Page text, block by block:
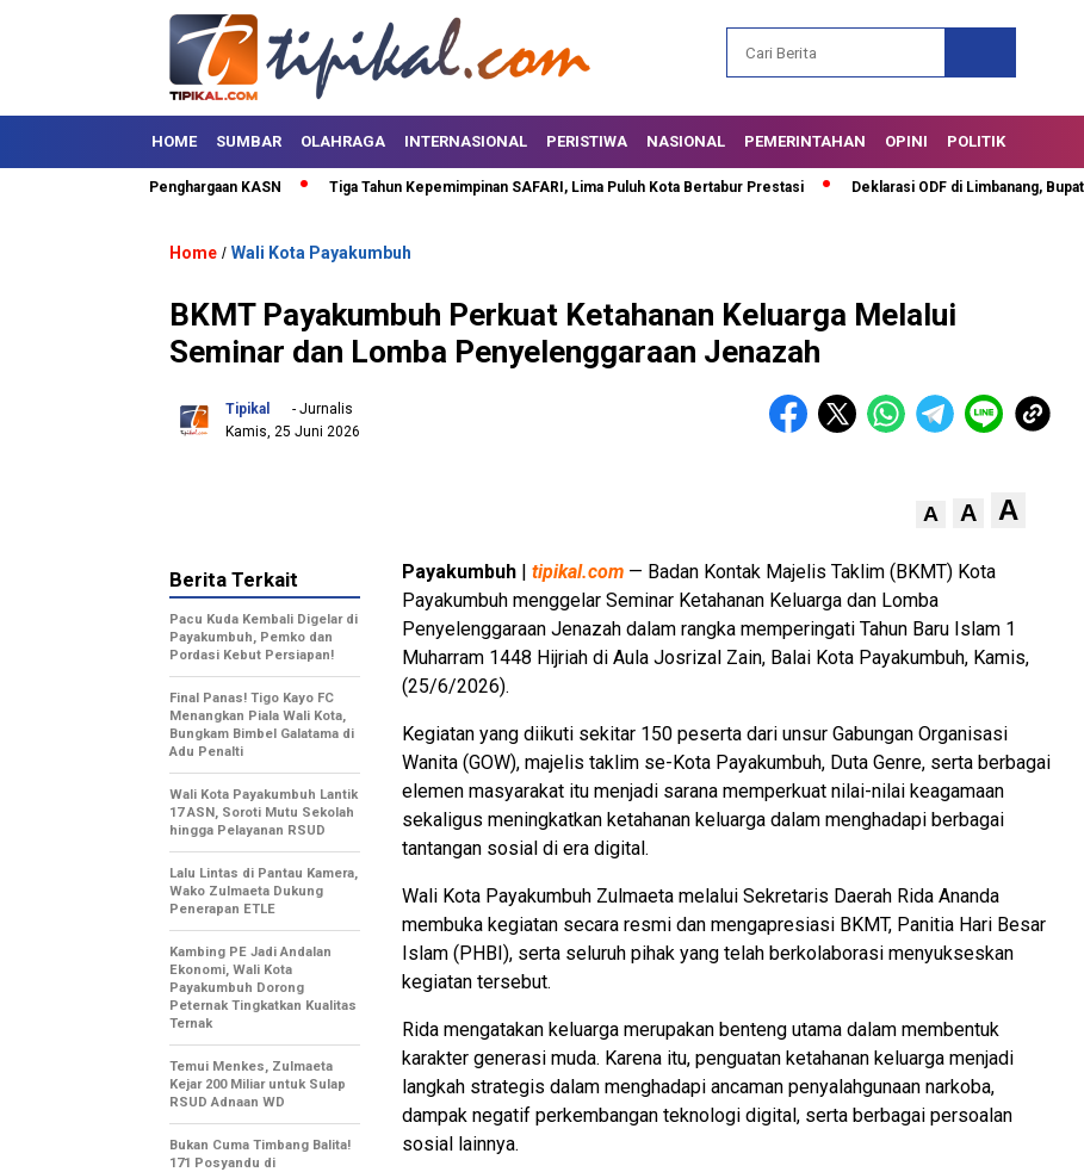
HOME SUMBAR OLAHRAGA INTERNASIONAL PERISTIWA NASIONAL PEMERINTAHAN OPINI POLITIK
Kota Terima Penghargaan KASN Tiga Tahun Kepemimpinan SAFARI, Lima Puluh Kota Bertabur Prestasi Deklarasi ODF di Limbanang, Bupati
Home / Wali Kota Payakumbuh
BKMT Payakumbuh Perkuat Ketahanan Keluarga Melalui
Seminar dan Lomba Penyelenggaraan Jenazah
Tipikal
- Jurnalis
Kamis, 25 Juni 2026
A A A
Payakumbuh | tipikal.com — Badan Kontak Majelis Taklim (BKMT) Kota
Payakumbuh menggelar Seminar Ketahanan Keluarga dan Lomba
Penyelenggaraan Jenazah dalam rangka memperingati Tahun Baru Islam 1
Muharram 1448 Hijriah di Aula Josrizal Zain, Balai Kota Payakumbuh, Kamis,
(25/6/2026).
Kegiatan yang diikuti sekitar 150 peserta dari unsur Gabungan Organisasi
Wanita (GOW), majelis taklim se-Kota Payakumbuh, Duta Genre, serta berbagai
elemen masyarakat itu menjadi sarana memperkuat nilai-nilai keagamaan
sekaligus meningkatkan ketahanan keluarga dalam menghadapi berbagai
tantangan sosial di era digital.
Wali Kota Payakumbuh Zulmaeta melalui Sekretaris Daerah Rida Ananda
membuka kegiatan secara resmi dan mengapresiasi BKMT, Panitia Hari Besar
Islam (PHBI), serta seluruh pihak yang telah berkolaborasi menyukseskan
kegiatan tersebut.
Rida mengatakan keluarga merupakan benteng utama dalam membentuk
karakter generasi muda. Karena itu, penguatan ketahanan keluarga menjadi
langkah strategis dalam menghadapi ancaman penyalahgunaan narkoba,
dampak negatif perkembangan teknologi digital, serta berbagai persoalan
sosial lainnya.
Berita Terkait
Pacu Kuda Kembali Digelar di
Payakumbuh, Pemko dan
Pordasi Kebut Persiapan!
Final Panas! Tigo Kayo FC
Menangkan Piala Wali Kota,
Bungkam Bimbel Galatama di
Adu Penalti
Wali Kota Payakumbuh Lantik
17 ASN, Soroti Mutu Sekolah
hingga Pelayanan RSUD
Lalu Lintas di Pantau Kamera,
Wako Zulmaeta Dukung
Penerapan ETLE
Kambing PE Jadi Andalan
Ekonomi, Wali Kota
Payakumbuh Dorong
Peternak Tingkatkan Kualitas
Ternak
Temui Menkes, Zulmaeta
Kejar 200 Miliar untuk Sulap
RSUD Adnaan WD
Bukan Cuma Timbang Balita!
171 Posyandu di